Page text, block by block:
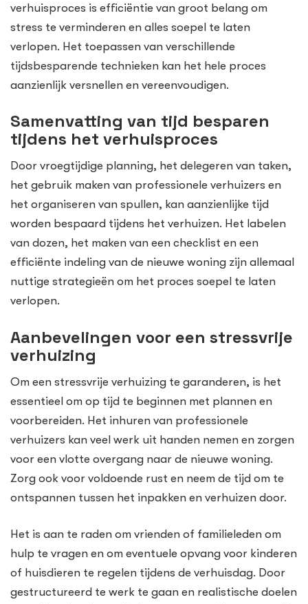
verhuisproces is efficiëntie van groot belang om
stress te verminderen en alles soepel te laten
verlopen. Het toepassen van verschillende
tijdsbesparende technieken kan het hele proces
aanzienlijk versnellen en vereenvoudigen.
Samenvatting van tijd besparen
tijdens het verhuisproces
Door vroegtijdige planning, het delegeren van taken,
het gebruik maken van professionele verhuizers en
het organiseren van spullen, kan aanzienlijke tijd
worden bespaard tijdens het verhuizen. Het labelen
van dozen, het maken van een checklist en een
efficiënte indeling van de nieuwe woning zijn allemaal
nuttige strategieën om het proces soepel te laten
verlopen.
Aanbevelingen voor een stressvrije
verhuizing
Om een stressvrije verhuizing te garanderen, is het
essentieel om op tijd te beginnen met plannen en
voorbereiden. Het inhuren van professionele
verhuizers kan veel werk uit handen nemen en zorgen
voor een vlotte overgang naar de nieuwe woning.
Zorg ook voor voldoende rust en neem de tijd om te
ontspannen tussen het inpakken en verhuizen door.
Het is aan te raden om vrienden of familieleden om
hulp te vragen en om eventuele opvang voor kinderen
of huisdieren te regelen tijdens de verhuisdag. Door
gestructureerd te werk te gaan en realistische doelen